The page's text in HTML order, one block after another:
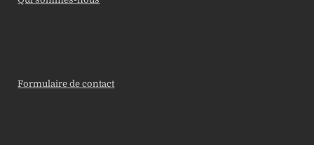
Formulaire de contact